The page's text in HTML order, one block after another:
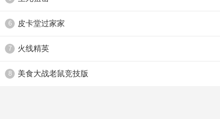
6 皮卡堂过家家
7 火线精英
8 美食大战老鼠竞技版